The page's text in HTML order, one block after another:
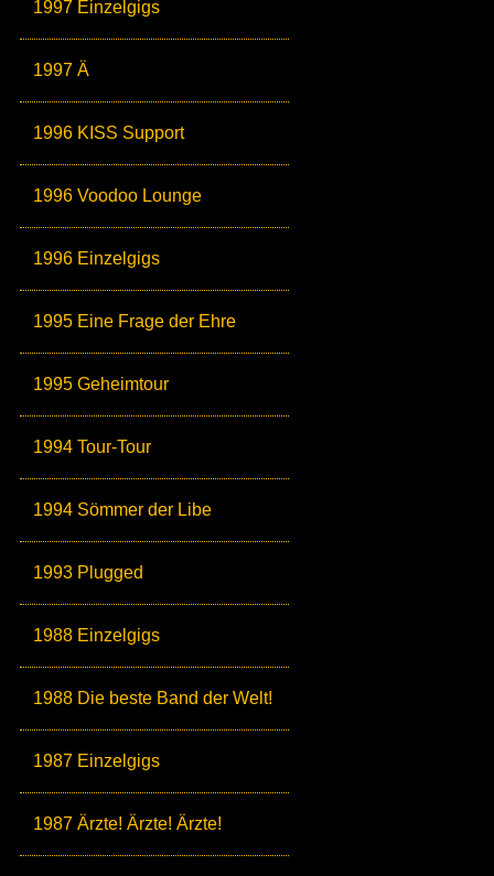
1997 Einzelgigs
1997 Ä
1996 KISS Support
1996 Voodoo Lounge
1996 Einzelgigs
1995 Eine Frage der Ehre
1995 Geheimtour
1994 Tour-Tour
1994 Sömmer der Libe
1993 Plugged
1988 Einzelgigs
1988 Die beste Band der Welt!
1987 Einzelgigs
1987 Ärzte! Ärzte! Ärzte!